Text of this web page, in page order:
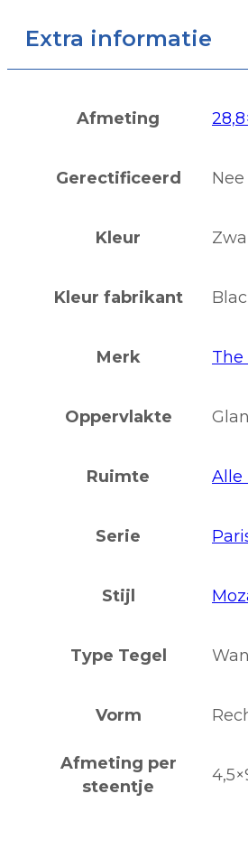
Extra informatie
Afmeting
Gerectificeerd Nee
Kleur
Kleur fabrikant
Merk The
Oppervlakte
Ruimte Alle
Serie
Stijl
Type Tegel
Vorm
Afmeting per
steentje